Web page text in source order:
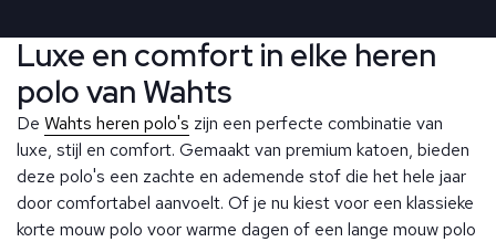
Luxe en comfort in elke heren
polo van Wahts
De Wahts heren polo's zijn een perfecte combinatie van
luxe, stijl en comfort. Gemaakt van premium katoen, bieden
deze polo's een zachte en ademende stof die het hele jaar
door comfortabel aanvoelt. Of je nu kiest voor een klassieke
korte mouw polo voor warme dagen of een lange mouw polo